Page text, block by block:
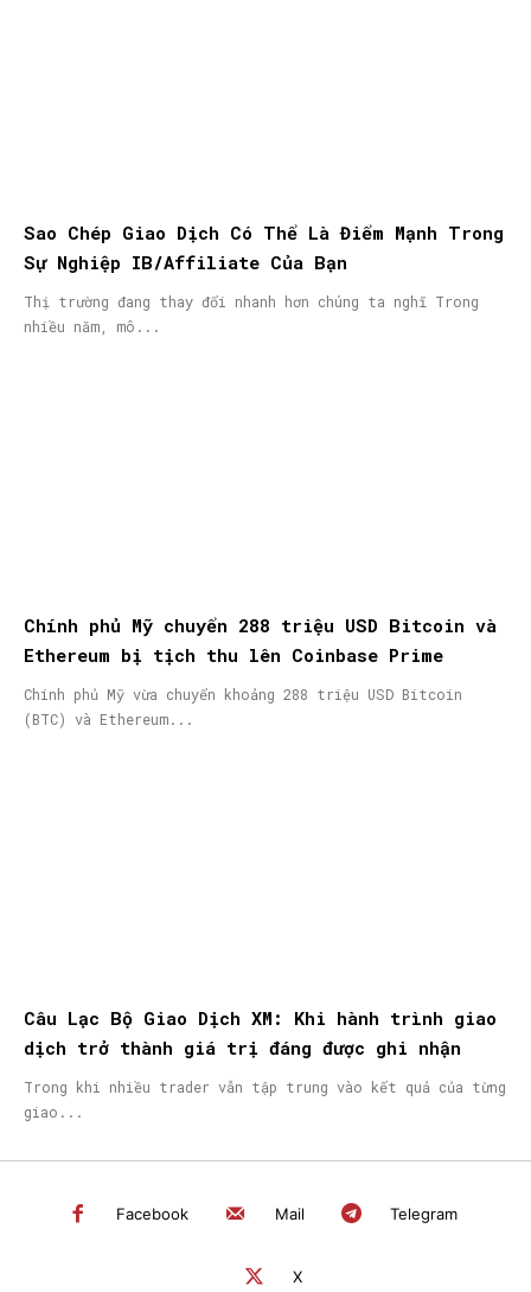
Sao Chép Giao Dịch Có Thể Là Điểm Mạnh Trong
Sự Nghiệp IB/Affiliate Của Bạn
Thị trường đang thay đổi nhanh hơn chúng ta nghĩ Trong
nhiều năm, mô...
Chính phủ Mỹ chuyển 288 triệu USD Bitcoin và
Ethereum bị tịch thu lên Coinbase Prime
Chính phủ Mỹ vừa chuyển khoảng 288 triệu USD Bitcoin
(BTC) và Ethereum...
Câu Lạc Bộ Giao Dịch XM: Khi hành trình giao
dịch trở thành giá trị đáng được ghi nhận
Trong khi nhiều trader vẫn tập trung vào kết quả của từng
giao...
Facebook Mail Telegram
X